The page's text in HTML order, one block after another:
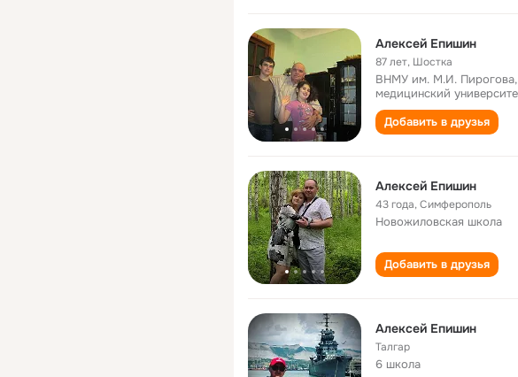
Алексей Епишин
87 лет, Шостка
ВНМУ им. М.И. Пирогова,
медицинский
Добавить в друзья
Алексей Епишин
43 года,Симферополь
Новожиловская школа
Добавить в друзья
Алексей Епишин
Талгар
6 школа